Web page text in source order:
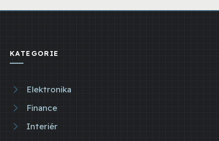
KATEGORIE
Elektronika
Finance
Interiér